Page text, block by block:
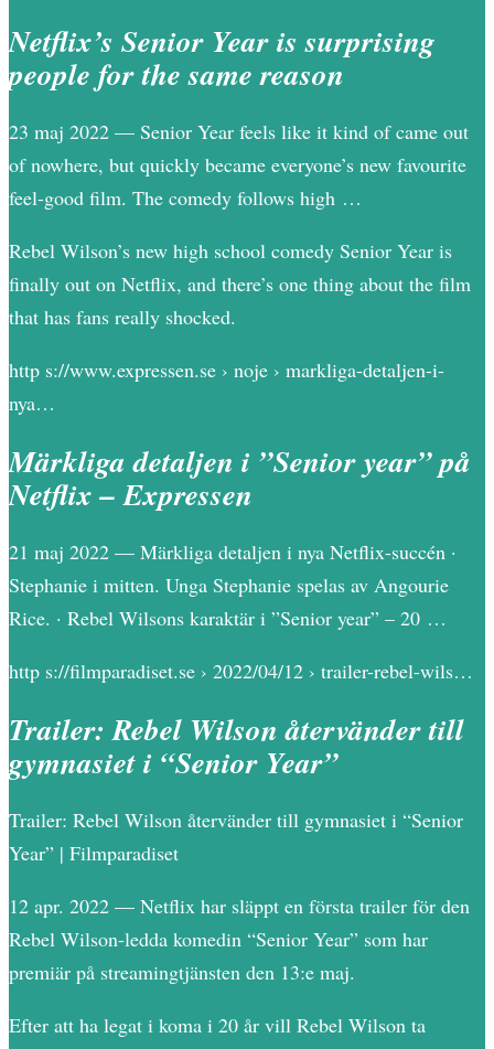
Netflix’s Senior Year is surprising
people for the same reason
23 maj 2022 — Senior Year feels like it kind of came out
of nowhere, but quickly became everyone’s new favourite
feel-good film. The comedy follows high …
Rebel Wilson’s new high school comedy Senior Year is
finally out on Netflix, and there’s one thing about the film
that has fans really shocked.
http s://www.expressen.se › noje › markliga-detaljen-i-
nya…
Märkliga detaljen i ”Senior year” på
Netflix – Expressen
21 maj 2022 — Märkliga detaljen i nya Netflix-succén ·
Stephanie i mitten. Unga Stephanie spelas av Angourie
Rice. · Rebel Wilsons karaktär i ”Senior year” – 20 …
http s://filmparadiset.se › 2022/04/12 › trailer-rebel-wils…
Trailer: Rebel Wilson återvänder till
gymnasiet i “Senior Year”
Trailer: Rebel Wilson återvänder till gymnasiet i “Senior
Year” | Filmparadiset
12 apr. 2022 — Netflix har släppt en första trailer för den
Rebel Wilson-ledda komedin “Senior Year” som har
premiär på streamingtjänsten den 13:e maj.
Efter att ha legat i koma i 20 år vill Rebel Wilson ta